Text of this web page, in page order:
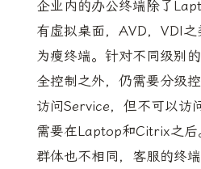
企业内的办公终端除了
有虚拟桌面，AVD，VDI
为瘦终端。针对不同级别
全控制之外，仍需要分级
访问Service，但不可以访
需要在Laptop和Citrix之后
群体也不相同，客服的终